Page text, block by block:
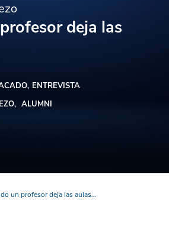
deja las
ENTREVISTA
ALUMNI
un profesor deja las aulas…